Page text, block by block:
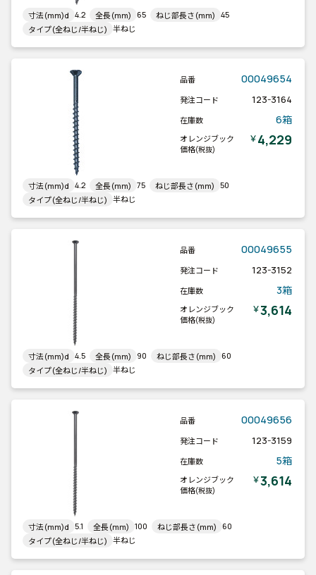
寸法(mm)d 4.2 全長(mm) 65 ねじ部長さ(mm) 45
タイプ(全ねじ/半ねじ) 半ねじ
品番 00049654
発注コード 123-3164
在庫数 6箱
オレンジブック
価格(税抜)
￥4,229
寸法(mm)d 4.2 全長(mm) 75 ねじ部長さ(mm) 50
タイプ(全ねじ/半ねじ) 半ねじ
品番 00049655
発注コード 123-3152
在庫数 3箱
オレンジブック
価格(税抜)
￥3,614
寸法(mm)d 4.5 全長(mm) 90 ねじ部長さ(mm) 60
タイプ(全ねじ/半ねじ) 半ねじ
品番 00049656
発注コード 123-3159
在庫数 5箱
オレンジブック
価格(税抜)
￥3,614
寸法(mm)d 5.1 全長(mm) 100 ねじ部長さ(mm) 60
タイプ(全ねじ/半ねじ) 半ねじ